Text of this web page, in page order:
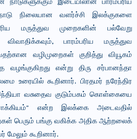
நாடுகளுக்கும் இடையிலான பாரம்பரிய
நிலையான வளர்ச்சி இலக்குகளை
மருத்துவ முறைகளின் பல்வேறு
பாரம்பரிய மருத்துவ
வழிமுறைகள் குறித்து வியூகம்
வழங்குகிறது என்று திரு சர்பானந்தா
கூறினார். பிரதமர் நரேந்திர
வசுதைவ குடும்பகம் கொள்கையை
என்ற இலக்கை அடைவதில்
பெரும் பங்கு வகிக்க அதிக ஆற்றலைக்
கூறினார்.